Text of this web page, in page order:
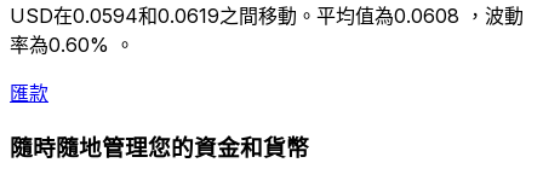
USD在0.0594和0.0619之間移動。平均值為0.0608 ，波動
率為0.60% 。
匯款
隨時隨地管理您的資金和貨幣